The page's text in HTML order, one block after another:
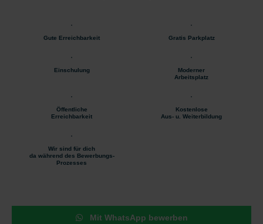
Gute Erreichbarkeit Gratis Parkplatz
Einschulung
Moderner
Arbeitsplatz
Öffentliche
Erreichbarkeit
Kostenlose
Aus- u. Weiterbildung
Wir sind für dich
da während des Bewerbungs-
Prozesses
Mit WhatsApp bewerben